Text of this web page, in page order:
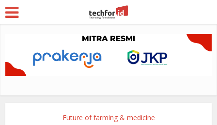
Future of farming & medicine